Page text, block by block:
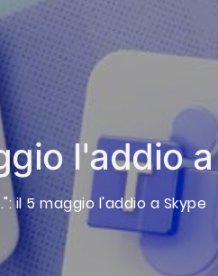
l'addio
il 5 maggio l'addio a Skype